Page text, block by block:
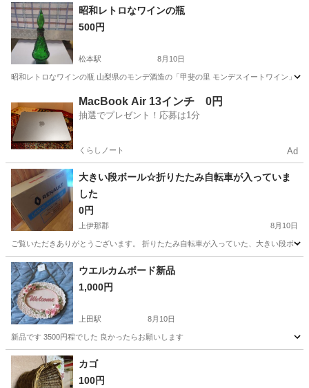
長野 長野市 権堂駅 家庭用品 10号
昭和レトロなワインの瓶
500円
松本駅 8月10日
昭和レトロなワインの瓶 山梨県のモンデ酒造の「甲斐の里 モンデスイートワイン」
松本駅 食器 レトロ
MacBook Air 13インチ 0円
抽選でプレゼント！応募は1分
くらしノート Ad
大きい段ボール☆折りたたみ自転車が入っていま
した
0円
上伊那郡 8月10日
ご覧いただきありがとうございます。 折りたたみ自転車が入っていた、大きい段ボ
長野 上伊那郡 その他 折りたたみ
ウエルカムボード新品
1,000円
上田駅 8月10日
新品です 3500円程でした 良かったらお願いします
長野 上田市 上田駅
カゴ
100円